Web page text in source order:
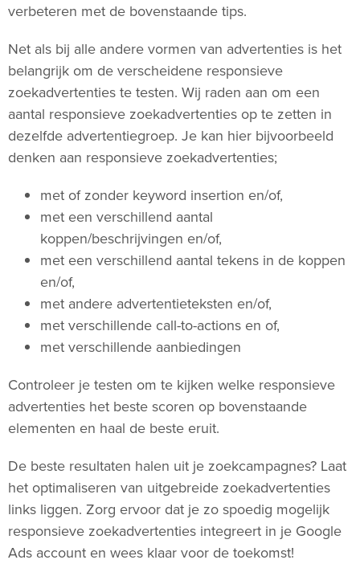
verbeteren met de bovenstaande tips.
Net als bij alle andere vormen van advertenties is het
belangrijk om de verscheidene responsieve
zoekadvertenties te testen. Wij raden aan om een
aantal responsieve zoekadvertenties op te zetten in
dezelfde advertentiegroep. Je kan hier bijvoorbeeld
denken aan responsieve zoekadvertenties;
met of zonder keyword insertion en/of,
met een verschillend aantal
koppen/beschrijvingen en/of,
met een verschillend aantal tekens in de koppen
en/of,
met andere advertentieteksten en/of,
met verschillende call-to-actions en of,
met verschillende aanbiedingen
Controleer je testen om te kijken welke responsieve
advertenties het beste scoren op bovenstaande
elementen en haal de beste eruit.
De beste resultaten halen uit je zoekcampagnes? Laat
het optimaliseren van uitgebreide zoekadvertenties
links liggen. Zorg ervoor dat je zo spoedig mogelijk
responsieve zoekadvertenties integreert in je Google
Ads account en wees klaar voor de toekomst!